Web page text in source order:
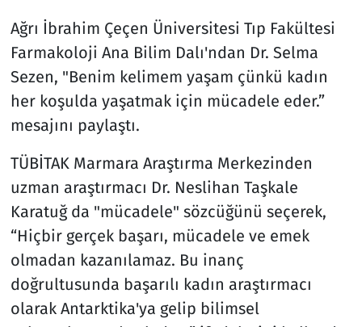
Ağrı İbrahim Çeçen Üniversitesi Tıp Fakültesi
Farmakoloji Ana Bilim Dalı'ndan Dr. Selma
Sezen, "Benim kelimem yaşam çünkü kadın
her koşulda yaşatmak için mücadele eder.”
mesajını paylaştı.
TÜBİTAK Marmara Araştırma Merkezinden
uzman araştırmacı Dr. Neslihan Taşkale
Karatuğ da "mücadele" sözcüğünü seçerek,
“Hiçbir gerçek başarı, mücadele ve emek
olmadan kazanılamaz. Bu inanç
doğrultusunda başarılı kadın araştırmacı
olarak Antarktika'ya gelip bilimsel